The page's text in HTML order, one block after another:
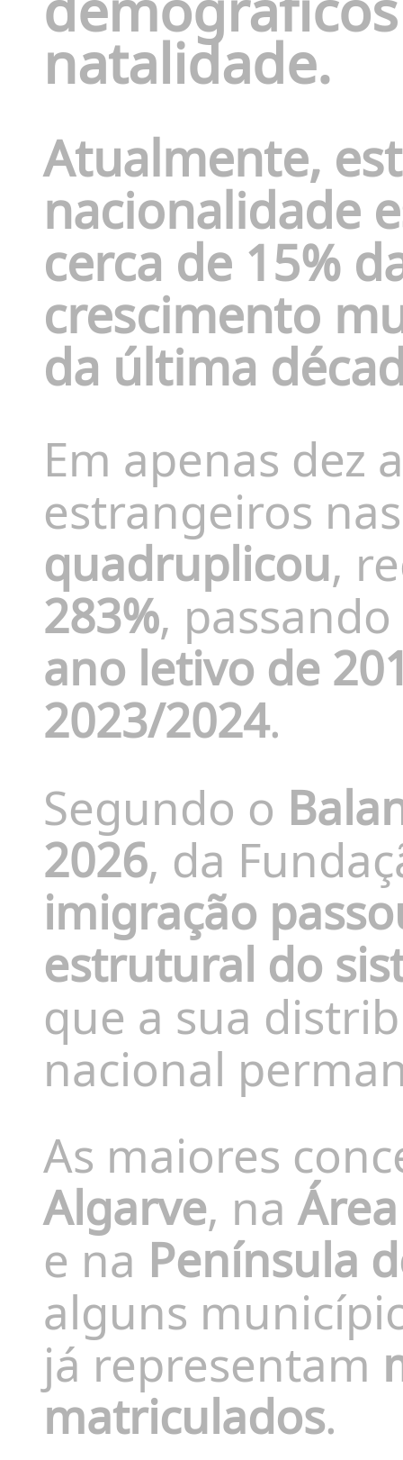
natalidade.
Atualmente,
nacionalidade
cerca de15%
crescimento
da última
Em apenas dez
estrangeiros
quadruplicou,
283%,
ano letivo de
2023/2024.
Segundo o
2026, da
imigração
estrutural do
que a sua
nacional
As maiores
Algarve, na
e na Península
alguns
já representam
matriculados.